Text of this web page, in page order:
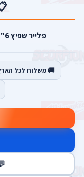
פלייר שפיץ 6" GSfixtop מקצועי לבעלי מקצוע.
🚚 משלוח לכל